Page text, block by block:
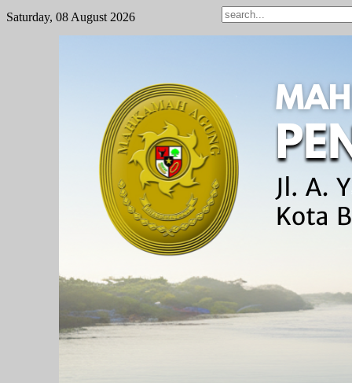
Saturday, 08 August 2026